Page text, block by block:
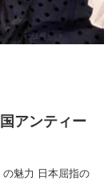
アンティー
魅力 日本屈指の